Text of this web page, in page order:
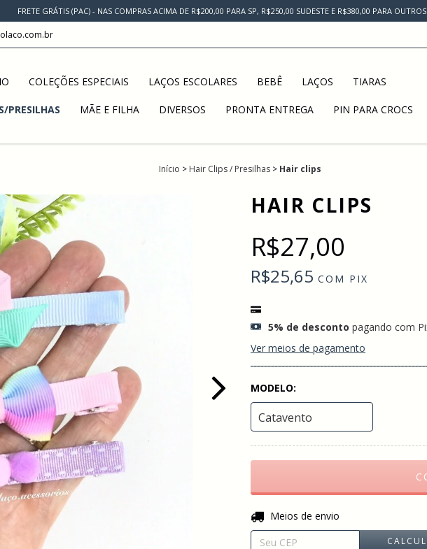
FRETE GRÁTIS (PAC) - NAS COMPRAS ACIMA DE R$200,00 PARA SP, R$250,00 SUDESTE E R$380,00 PARA
COLEÇÕES ESPECIAIS LAÇOS ESCOLARES BEBÊ LAÇOS TIARAS
PRESILHAS MÃE E FILHA DIVERSOS PRONTA ENTREGA PIN PARA CROCS
Início > Hair Clips / Presilhas > Hair clips
HAIR CLIPS
R$27,00
R$25,65 COM PIX
5% de desconto pagando com
Ver meios de pagamento
MODELO:
Entregas para o CEP:
Meios de envio